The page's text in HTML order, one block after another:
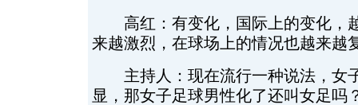
高红：有变化，国际上的变化，
来越激烈，在球场上的情况也越来越
主持人：现在流行一种说法，女
显，那女子足球男性化了还叫女足吗